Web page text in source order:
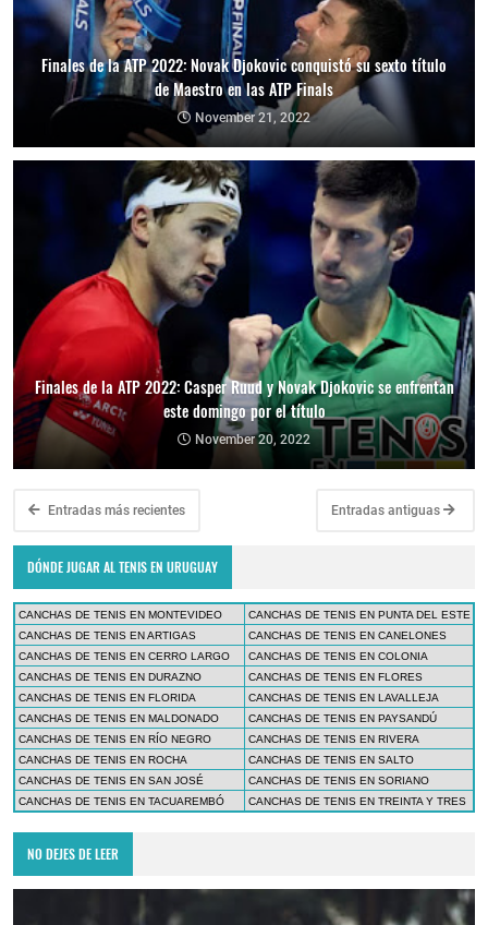
Finales de la ATP 2022: Novak Djokovic conquistó su sexto título
de Maestro en las ATP Finals
November 21, 2022
Finales de la ATP 2022: Casper Ruud y Novak Djokovic se enfrentan
este domingo por el título
November 20, 2022
Entradas más recientes Entradas antiguas
DÓNDE JUGAR AL TENIS EN URUGUAY
CANCHAS DE TENIS EN MONTEVIDEO
CANCHAS DE TENIS EN PUNTA DEL ESTE
CANCHAS DE TENIS EN ARTIGAS
CANCHAS DE TENIS EN CANELONES
CANCHAS DE TENIS EN CERRO LARGO
CANCHAS DE TENIS EN COLONIA
CANCHAS DE TENIS EN DURAZNO
CANCHAS DE TENIS EN FLORES
CANCHAS DE TENIS EN FLORIDA
CANCHAS DE TENIS EN LAVALLEJA
CANCHAS DE TENIS EN MALDONADO
CANCHAS DE TENIS EN PAYSANDÚ
CANCHAS DE TENIS EN RÍO NEGRO
CANCHAS DE TENIS EN RIVERA
CANCHAS DE TENIS EN ROCHA
CANCHAS DE TENIS EN SALTO
CANCHAS DE TENIS EN SAN JOSÉ
CANCHAS DE TENIS EN SORIANO
CANCHAS DE TENIS EN TACUAREMBÓ
CANCHAS DE TENIS EN TREINTA Y TRES
NO DEJES DE LEER